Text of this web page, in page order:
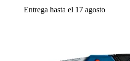
Entrega hasta el 17 agosto